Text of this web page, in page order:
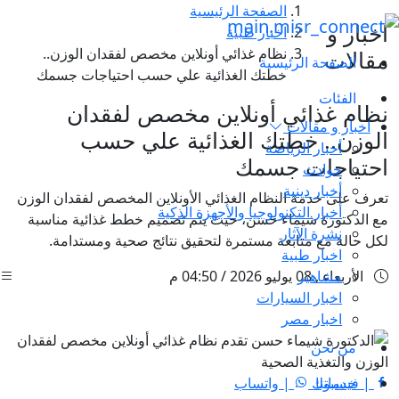
الصفحة الرئيسية
الفئات
اخبار و مقالات
أخبار الرياضة
حوادث
أخبار دينية
أخبار التكنولوجيا والأجهزة الذكية
نشرة الآثار
اخبار طبية
مشاهير
اخبار السيارات
اخبار مصر
من نحن
خدماتنا
اخبار و
مقالات
الصفحة الرئيسية
اخبار طبية
نظام غذائي أونلاين مخصص لفقدان الوزن..
خطتك الغذائية علي حسب احتياجات جسمك
نظام غذائي أونلاين مخصص لفقدان
الوزن.. خطتك الغذائية علي حسب
احتياجات جسمك
تعرف على خدمة النظام الغذائي الأونلاين المخصص لفقدان الوزن
مع الدكتورة شيماء حسن، حيث يتم تصميم خطط غذائية مناسبة
لكل حالة مع متابعة مستمرة لتحقيق نتائج صحية ومستدامة.
الأربعاء , 08 يوليو 2026 / 04:50 م
| فيسبوك | واتساب